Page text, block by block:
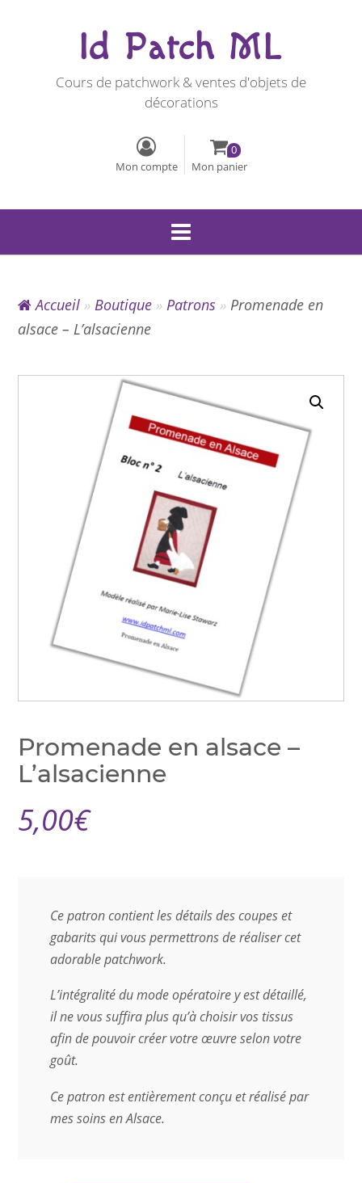
Id Patch ML
Cours de patchwork & ventes d'objets de
décorations
Mon compte
0
Mon panier
Accueil » Boutique » Patrons » Promenade en
alsace – L’alsacienne
Promenade en alsace –
L’alsacienne
5,00€
Ce patron contient les détails des coupes et
gabarits qui vous permettrons de réaliser cet
adorable patchwork.
L’intégralité du mode opératoire y est détaillé,
il ne vous suffira plus qu’à choisir vos tissus
afin de pouvoir créer votre œuvre selon votre
goût.
Ce patron est entièrement conçu et réalisé par
mes soins en Alsace.